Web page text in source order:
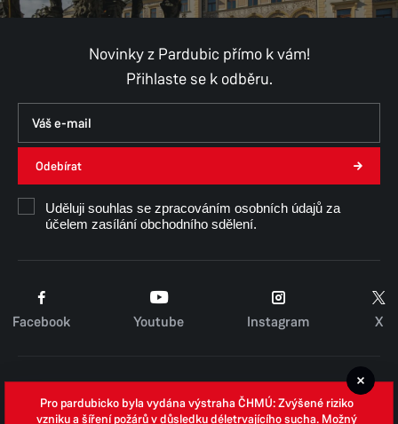
Novinky z Pardubic přímo k vám!
Přihlaste se k odběru.
Odebírat
Uděluji souhlas se zpracováním osobních údajů za
účelem zasílání obchodního sdělení.
Facebook Youtube Instagram X
Zpracování osobních údajů
Pro pardubicko byla vydána výstraha ČHMÚ: Zvýšené riziko
vzniku a šíření požárů v důsledku déletrvajícího sucha. Možný